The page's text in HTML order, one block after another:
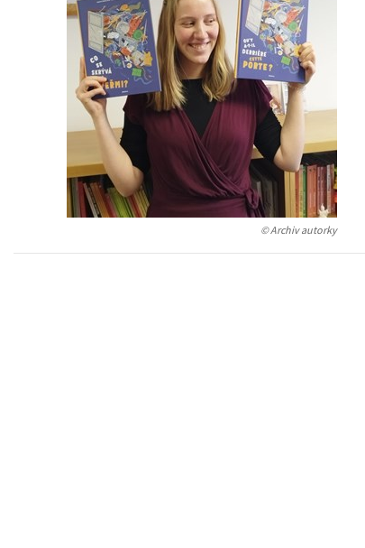
Auto - moto
Beletrie pro děti
Beletrie pro dospělé
Byznys a ekonomie
Jazyky
Kalendáře
Kariéra a osobní rozvoj
Komiks
© Archiv autorky